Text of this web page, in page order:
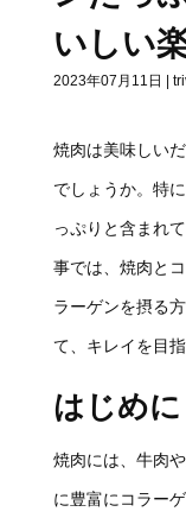
いしい
2023年07月11日
焼肉は美味しい
でしょうか。特
っぷりと含まれ
事では、焼肉と
ラーゲンを摂る
て、キレイを目
はじめに
焼肉には、牛肉
に豊富にコラー